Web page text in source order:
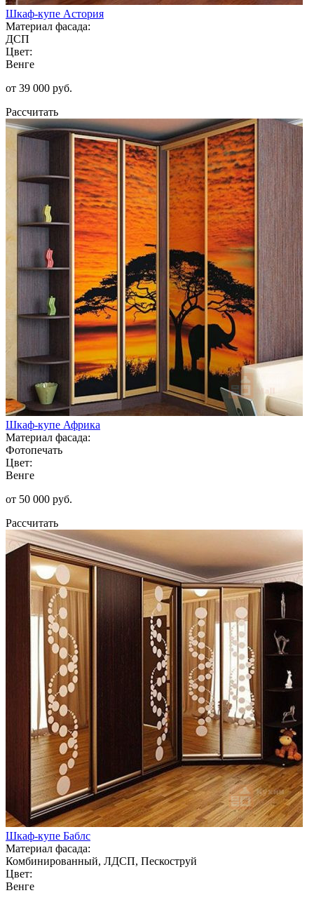
Шкаф-купе Астория
Материал фасада:
ДСП
Цвет:
Венге
от 39 000 руб.
Рассчитать
Шкаф-купе Африка
Материал фасада:
Фотопечать
Цвет:
Венге
от 50 000 руб.
Рассчитать
Шкаф-купе Баблс
Материал фасада:
Комбинированный, ЛДСП, Пескоструй
Цвет:
Венге